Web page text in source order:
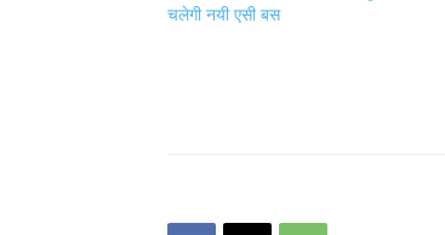
चलेगी नयी एसी बस